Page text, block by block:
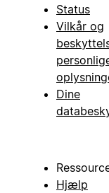
Status
Vilkår og
Dine
Hjælp